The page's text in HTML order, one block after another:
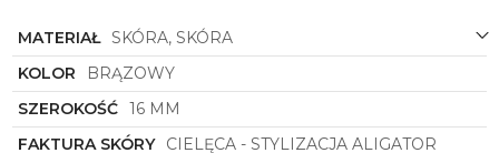
MATERIAŁ SKÓRA, SKÓRA
KOLOR
BRĄZOWY
SZEROKOŚĆ 16 MM
FAKTURA SKÓRY CIELĘCA - STYLIZACJA ALIGATOR